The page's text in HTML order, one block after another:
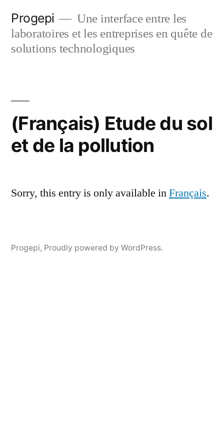
content
Progepi
Une interface entre les
laboratoires et les entreprises en quête de
solutions technologiques
(Français) Etude du sol
et de la pollution
Sorry, this entry is only available inFrançais.
Progepi, Proudly powered by WordPress.